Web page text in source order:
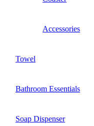
Accessories
Towel
Bathroom Essentials
Soap Dispenser